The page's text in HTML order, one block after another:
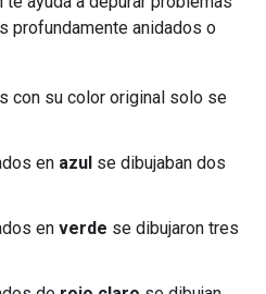
profundamente anidados o
con su color original solo se
en azul se dibujaban dos
en verde se dibujaron tres